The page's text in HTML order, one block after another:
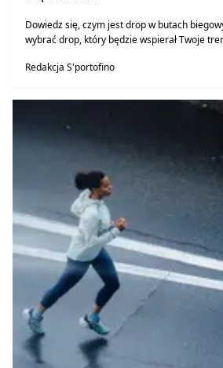
Dowiedz się, czym jest drop w butach
wybrać drop, który będzie wspierał Twoje
Redakcja S'portofino